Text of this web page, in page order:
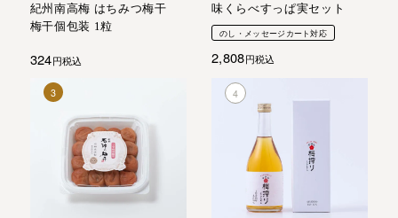
紀州南高梅 はちみつ梅干
梅干個包装 1粒
324 税込
味くらべすっぱ実セット
のし・メッセージカート対応
2,808 税込